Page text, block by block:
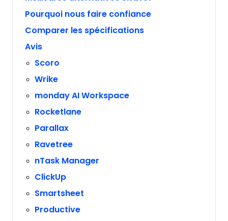
Pourquoi nous faire confiance
Comparer les spécifications
Avis
Scoro
Wrike
monday AI Workspace
Rocketlane
Parallax
Ravetree
nTask Manager
ClickUp
Smartsheet
Productive